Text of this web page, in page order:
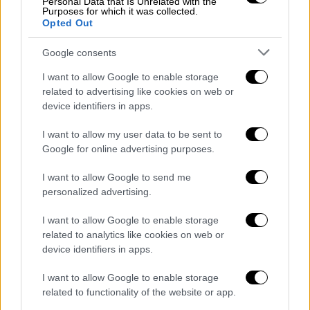
Purposes for which it was collected.
Opted Out
Google consents
I want to allow Google to enable storage
related to advertising like cookies on web or
device identifiers in apps.
I want to allow my user data to be sent to
Google for online advertising purposes.
I want to allow Google to send me
personalized advertising.
I want to allow Google to enable storage
related to analytics like cookies on web or
device identifiers in apps.
I want to allow Google to enable storage
related to functionality of the website or app.
Η ευθύνη για την εξέλιξη αυτή αποδίδεται
στην Microsoft η οποία απέτυχε να οδηγήσει
στην επιτυχία ένα λογισμικό, το οποίο
αγόρασε για πολλά χρήματα το 2011. Ήδη
από το 2016 η αμερκανική εταιρία άρχισε να
μειώνει θέσεις εργασίας και να κλείνει
γραφεία. Ο λόγος είναι απλός: η Microsoft
ποντάρει πλέον στο Teams και αδιαφορεί
για το Skype.
H μάνατζερ τηςMicrosoft
Γερμανίας Μαρί
προσφέρει πολύ περισσότερα από το Skype.
Πρόκειται για μετεξέλιξη, το ιδανικό
εργαλείο για την ομαδική επικοινωνία και
εργασία».